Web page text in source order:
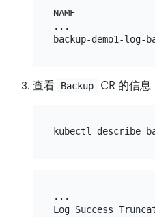
NAME
...
查看 Backup CR 的信息
...
Log Success